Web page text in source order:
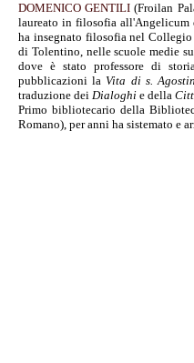
DOMENICO GENTILI(Froilan
laureato in filosofia all'Angelicum
ha insegnato filosofia nel
di Tolentino, nelle scuole medie
dove è stato professore di
pubblicazioni laVita di s.
traduzione dei Dialoghi e della
Primo bibliotecario della
Romano), per anni ha sistemato e